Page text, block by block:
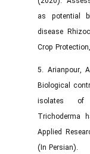
as potential
disease
Crop
5.
Biological
isolates
Applied
(In Persian).